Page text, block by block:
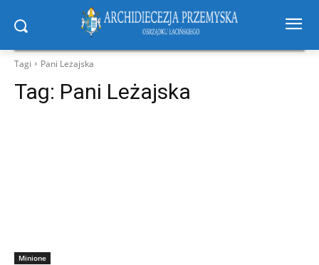
Tagi Pani Leżajska
Tag: Pani Leżajska
Minione